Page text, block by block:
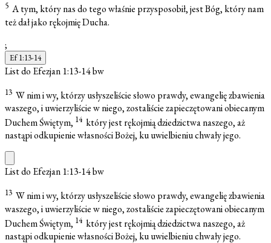
5 A tym, który nas do tego właśnie przysposobił, jest Bóg, który nam
też dał jako rękojmię Ducha.
;
Ef 1:13-14
List do Efezjan 1:13-14bw
13 W nim i wy, którzy usłyszeliście słowo prawdy, ewangelię zbawienia
waszego, i uwierzyliście w niego, zostaliście zapieczętowani obiecanym
Duchem Świętym, 14 który jest rękojmią dziedzictwa naszego, aż
nastąpi odkupienie własności Bożej, ku uwielbieniu chwały jego.
List do Efezjan 1:13-14bw
13 W nim i wy, którzy usłyszeliście słowo prawdy, ewangelię zbawienia
waszego, i uwierzyliście w niego, zostaliście zapieczętowani obiecanym
Duchem Świętym, 14 który jest rękojmią dziedzictwa naszego, aż
nastąpi odkupienie własności Bożej, ku uwielbieniu chwały jego.